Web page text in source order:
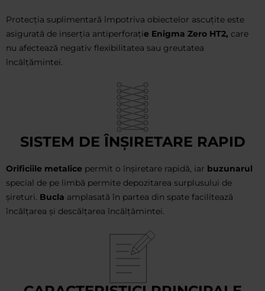
Protecția suplimentară împotriva obiectelor ascuțite este
asigurată de inserția antiperforație Enigma Zero HT2, care
nu afectează negativ flexibilitatea sau greutatea
încălțămintei.
SISTEM DE ÎNȘIRETARE RAPID
Orificiile metalice permit o înșiretare rapidă, iar buzunarul
special de pe limbă permite depozitarea surplusului de
șireturi. Bucla amplasată în partea din spate facilitează
încălțarea și descălțarea încălțămintei.